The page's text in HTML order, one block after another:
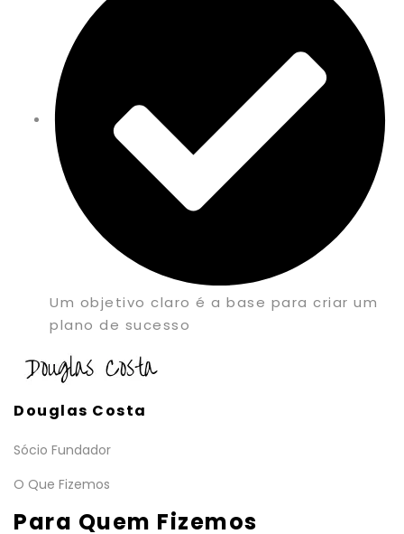
Um objetivo claro é a base para criar um
plano de sucesso
Douglas Costa
Sócio Fundador
O Que Fizemos
Para Quem Fizemos